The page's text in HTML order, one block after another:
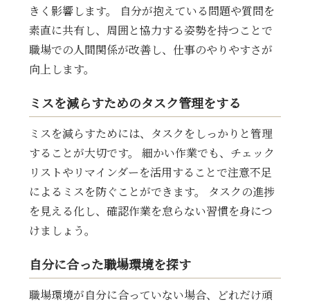
きく影響します。 自分が抱えている問題や質問を
素直に共有し、周囲と協力する姿勢を持つことで
職場での人間関係が改善し、仕事のやりやすさが
向上します。
ミスを減らすためのタスク管理をする
ミスを減らすためには、タスクをしっかりと管理
することが大切です。 細かい作業でも、チェック
リストやリマインダーを活用することで注意不足
によるミスを防ぐことができます。 タスクの進捗
を見える化し、確認作業を怠らない習慣を身につ
けましょう。
自分に合った職場環境を探す
職場環境が自分に合っていない場合、どれだけ頑